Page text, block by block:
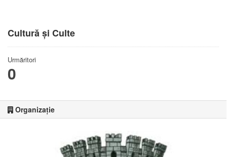
Cultură și Culte
Urmăritori
0
Organizație